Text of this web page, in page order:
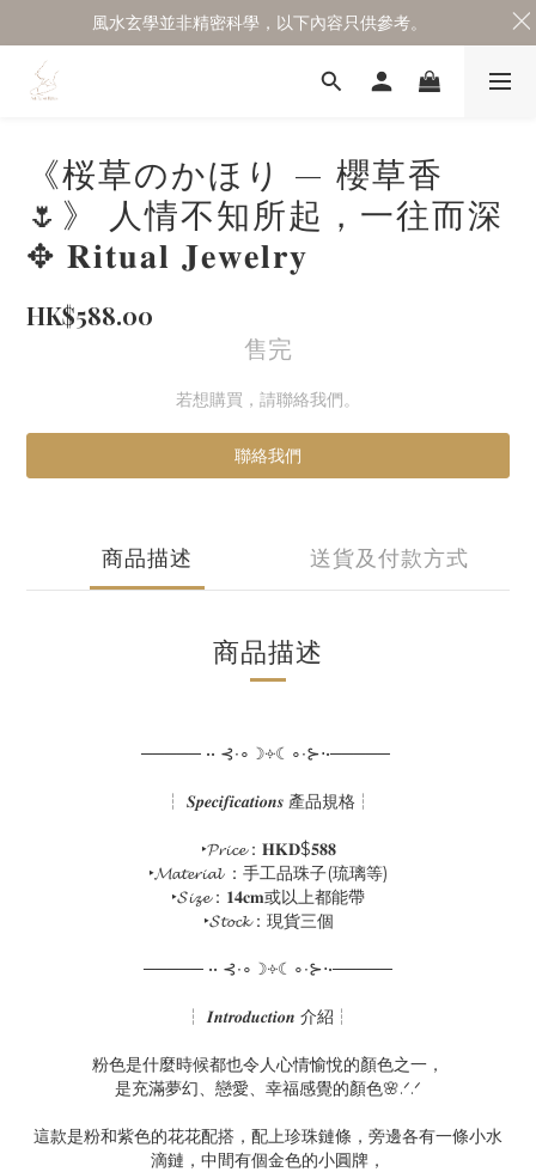
《桜草のかほり — 櫻草香
🌷》 人情不知所起，一往而深
✥ 𝐑𝐢𝐭𝐮𝐚𝐥 𝐉𝐞𝐰𝐞𝐥𝐫𝐲
HK$588.00
售完
若想購買，請聯絡我們。
聯絡我們
商品描述 送貨及付款方式
商品描述
───── •• ⊰∙∘☽༓☾∘∙⊱⋅•─────
┆ 𝑺𝒑𝒆𝒄𝒊𝒇𝒊𝒄𝒂𝒕𝒊𝒐𝒏𝒔 產品規格┆
‣𝓟𝓻𝓲𝓬𝓮：𝐇𝐊𝐃$𝟓𝟖𝟖
‣𝓜𝓪𝓽𝓮𝓻𝓲𝓪𝓵 ：手工品珠子(琉璃等)
‣𝓢𝓲𝔃𝓮：𝟏𝟒𝐜𝐦或以上都能帶
‣𝓢𝓽𝓸𝓬𝓴：現貨三個
───── •• ⊰∙∘☽༓☾∘∙⊱⋅•─────
┆ 𝑰𝒏𝒕𝒓𝒐𝒅𝒖𝒄𝒕𝒊𝒐𝒏 介紹┆
粉色是什麼時候都也令人心情愉悅的顏色之一，
是充滿夢幻、戀愛、幸福感覺的顏色🌸.ᐟ.ᐟ
這款是粉和紫色的花花配搭，配上珍珠鏈條，旁邊各有一條小水
滴鏈，中間有個金色的小圓牌，
風水玄學並非精密科學，以下內容只供參考。